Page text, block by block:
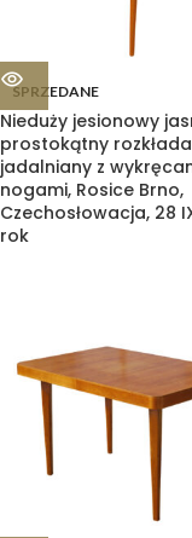
SPRZEDANE
Nieduży jesionowy
prostokątny
jadalniany z
nogami, Rosice Brno,
Czechosłowacja, 28
rok